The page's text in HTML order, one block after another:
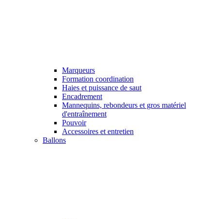
Marqueurs
Formation coordination
Haies et puissance de saut
Encadrement
Mannequins, rebondeurs et gros matériel
d'entraînement
Pouvoir
Accessoires et entretien
Ballons